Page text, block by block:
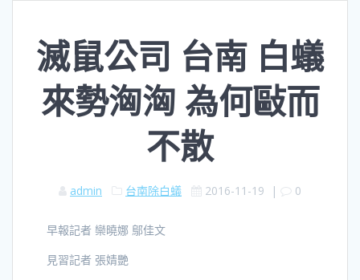
滅鼠公司 台南 白蟻
來勢洶洶 為何敺而
不散
admin 台南除白蟻 2016-11-19 | 0
早報記者 欒曉娜 鄔佳文
見習記者 張婧艷